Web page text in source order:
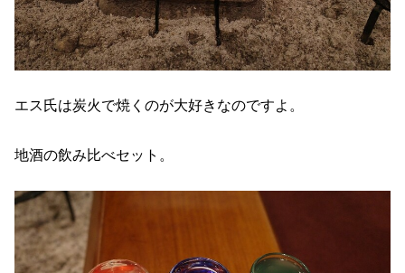
エス氏は炭火で焼くのが大好きなのですよ。
地酒の飲み比べセット。